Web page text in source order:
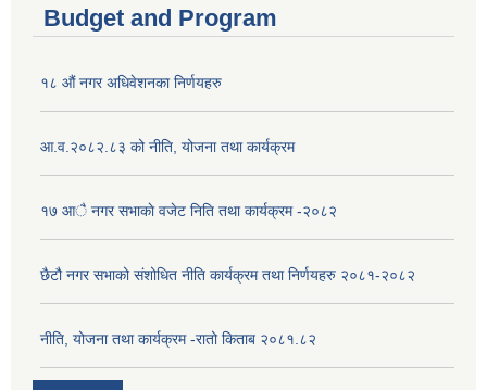
Budget and Program
१८ औं नगर अधिवेशनका निर्णयहरु
आ.व.२०८२.८३ को नीति, योजना तथा कार्यक्रम
१७ आै नगर सभाकाे वजेट निति तथा कार्यक्रम -२०८२
छैटौ नगर सभाको संशोधित नीति कार्यक्रम तथा निर्णयहरु २०८१-२०८२
नीति, योजना तथा कार्यक्रम -रातो किताब २०८१.८२